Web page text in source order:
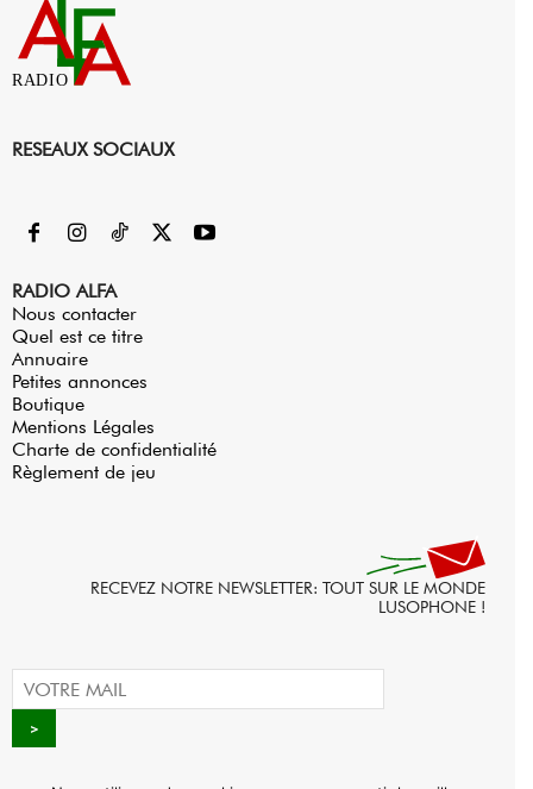
RADIO
RESEAUX SOCIAUX
RADIO ALFA
Nous contacter
Quel est ce titre
Annuaire
Petites annonces
Boutique
Mentions Légales
Charte de confidentialité
Règlement de jeu
RECEVEZ NOTRE NEWSLETTER: TOUT SUR LE MONDE
LUSOPHONE !